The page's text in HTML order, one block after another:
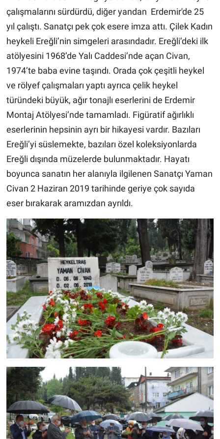
çalışmalarını sürdürdü, diğer yandan Erdemir'de 25
yıl çalıştı. Sanatçı pek çok esere imza attı. Çilek Kadın
heykeli Ereğli’nin simgeleri arasındadır. Ereğli’deki ilk
atölyesini 1968’de Yalı Caddesi’nde açan Civan,
1974’te baba evine taşındı. Orada çok çeşitli heykel
ve rölyef çalışmaları yaptı ayrıca çelik heykel
türündeki büyük, ağır tonajlı eserlerini de Erdemir
Montaj Atölyesi’nde tamamladı. Figüratif ağırlıklı
eserlerinin hepsinin ayrı bir hikayesi vardır. Bazıları
Ereğli’yi süslemekte, bazıları özel koleksiyonlarda
Ereğli dışında müzelerde bulunmaktadır. Hayatı
boyunca sanatın her alanıyla ilgilenen Sanatçı Yaman
Civan 2 Haziran 2019 tarihinde geriye çok sayıda
eser bırakarak aramızdan ayrıldı.